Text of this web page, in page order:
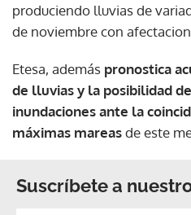
produciendo lluvias de
de noviembre con
Etesa, además pronostica
de lluvias y la posibilidad
inundaciones ante la
máximas mareasde este
Suscríbete a